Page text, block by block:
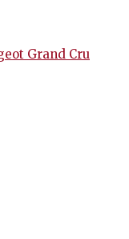
Grand Cru